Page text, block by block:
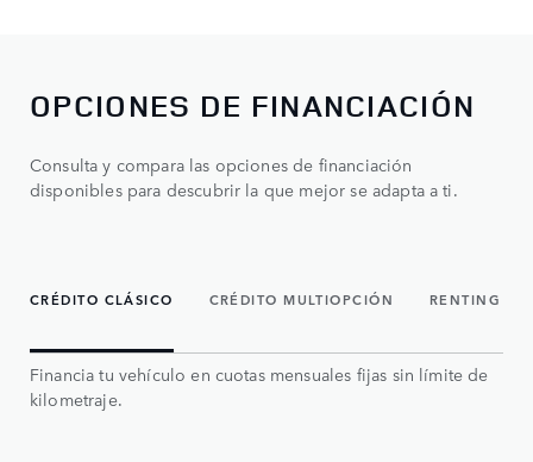
OPCIONES DE FINANCIACIÓN
Consulta y compara las opciones de financiación
disponibles para descubrir la que mejor se adapta a ti.
CRÉDITO CLÁSICO CRÉDITO MULTIOPCIÓN RENTING
Financia tu vehículo en cuotas mensuales fijas sin límite de
kilometraje.